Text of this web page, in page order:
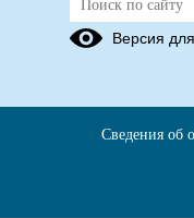
Контакты
КАМЕНКИ
образовательной
Версия
Сведения об